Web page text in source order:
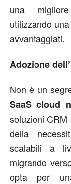
una
utilizzando
avvantaggiati.
Adozione
Non è un
SaaS cloud
soluzioni CRM
della
scalabili a
migrando
opta per